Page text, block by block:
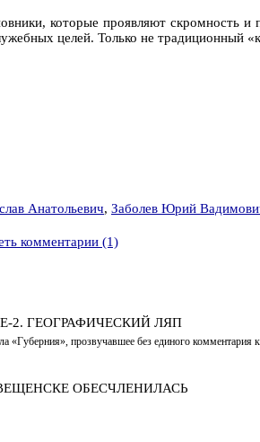
которые проявляют скромность
целей. Только не традиционный
Анатольевич, Заболев Юрий
комментарии (1)
2. ГЕОГРАФИЧЕСКИЙ ЛЯП
«Губерния», прозвучавшее без единого
ОБЕСЧЛЕНИЛАСЬ